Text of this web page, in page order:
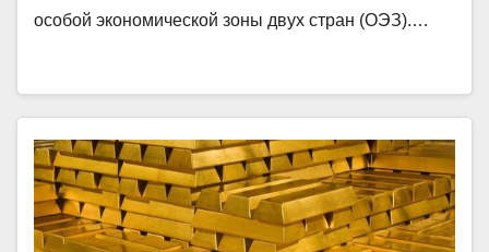
особой экономической зоны двух стран (ОЭЗ).…